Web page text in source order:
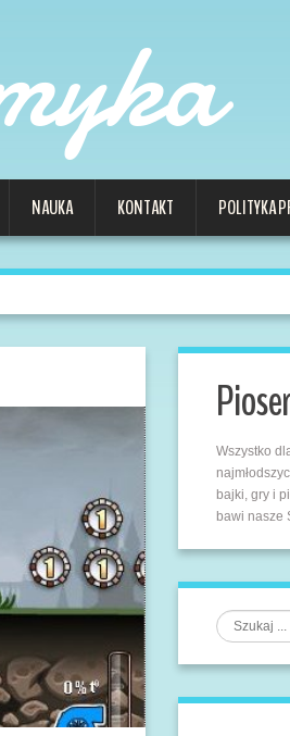
NAUKA KONTAKT POLITYKA
Wszystko
bajki, gry i
bawi nasze
Szukaj